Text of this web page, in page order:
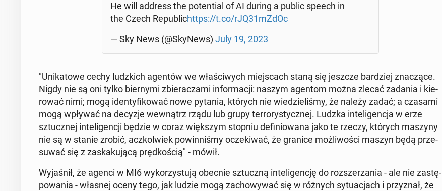
He will address the po­ten­tial of AI during a public speech in
the Czech Re­pu­blichttps://t.co/rJQ31mZdOc
— Sky News (@SkyNews) July 19, 2023
"Uni­ka­to­we cechy ludz­kich agentów we wła­ści­wych miej­scach staną się jeszcze bar­dziej zna­czą­ce.
Nigdy nie są oni tylko bier­ny­mi zbie­ra­cza­mi in­for­ma­cji: naszym agentom można zlecać zadania i kie­
ro­wać nimi; mogą iden­ty­fi­ko­wać nowe pytania, których nie wie­dzie­li­śmy, że należy zadać; a czasami
mogą wpływać na decyzje we­wnątrz rządu lub grupy ter­ro­ry­stycz­nej. Ludzka in­te­li­gen­cja w erze
sztucz­nej in­te­li­gen­cji będzie w coraz więk­szym stopniu de­fi­nio­wa­na jako te rzeczy, których maszyny
nie są w stanie zrobić, acz­kol­wiek po­win­ni­śmy ocze­ki­wać, że granice moż­li­wo­ści maszyn będą prze­
su­wać się z za­ska­ku­ją­cą pręd­ko­ścią" - mówił.
Wy­ja­śnił, że agenci w MI6 wy­ko­rzy­stu­ją obecnie sztucz­ną in­te­li­gen­cję do roz­sze­rza­nia - ale nie za­stę­
po­wa­nia - własnej oceny tego, jak ludzie mogą za­cho­wy­wać się w różnych sy­tu­acjach i przy­znał, że